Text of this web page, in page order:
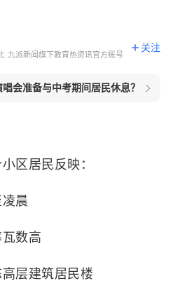
九派新闻旗下教育热资讯官方账号
关注
会准备与中考期间居民休息？
区居民反映：
晨
数高
层建筑居民楼